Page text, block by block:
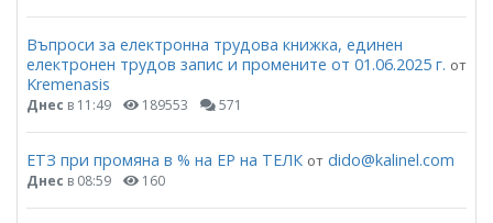
Въпроси за електронна трудова книжка, единен
електронен трудов запис и промените от 01.06.2025 г. от
Kremenasis
Днес в 11:49 189553 571
ЕТЗ при промяна в % на ЕР на ТЕЛК от dido@kalinel.com
Днес в 08:59 160